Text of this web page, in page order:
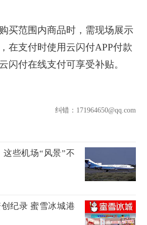
范围内商品时，需现场展示
在支付时使用云闪付APP付款
闪付在线支付可享受补贴。
纠错：171964650@qq.com
些机场“风景”不
纪录 蜜雪冰城港